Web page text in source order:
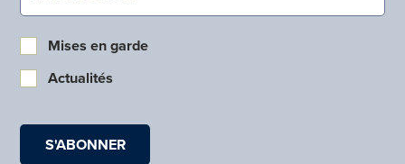
Mises en garde
Actualités